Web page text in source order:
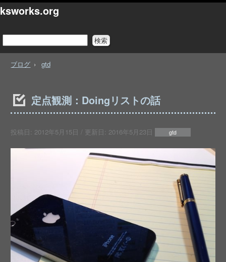
ksworks.org
ブログ gtd
定点観測：Doingリストの話
投稿日: 2012年5月15日 / 更新日: 2016年5月23日 gtd